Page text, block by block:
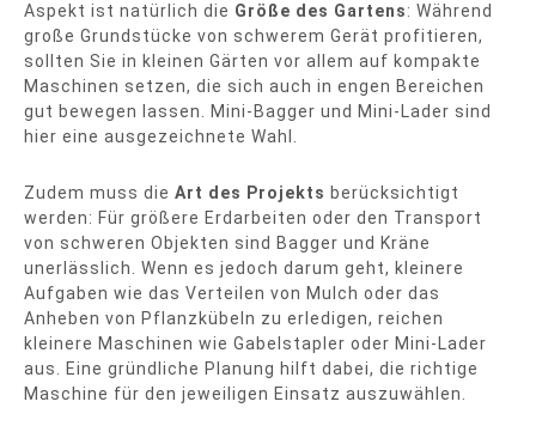
Aspekt ist natürlich die Größe des Gartens: Während
große Grundstücke von schwerem Gerät profitieren,
sollten Sie in kleinen Gärten vor allem auf kompakte
Maschinen setzen, die sich auch in engen Bereichen
gut bewegen lassen. Mini-Bagger und Mini-Lader sind
hier eine ausgezeichnete Wahl.
Zudem muss die Art des Projekts berücksichtigt
werden: Für größere Erdarbeiten oder den Transport
von schweren Objekten sind Bagger und Kräne
unerlässlich. Wenn es jedoch darum geht, kleinere
Aufgaben wie das Verteilen von Mulch oder das
Anheben von Pflanzkübeln zu erledigen, reichen
kleinere Maschinen wie Gabelstapler oder Mini-Lader
aus. Eine gründliche Planung hilft dabei, die richtige
Maschine für den jeweiligen Einsatz auszuwählen.